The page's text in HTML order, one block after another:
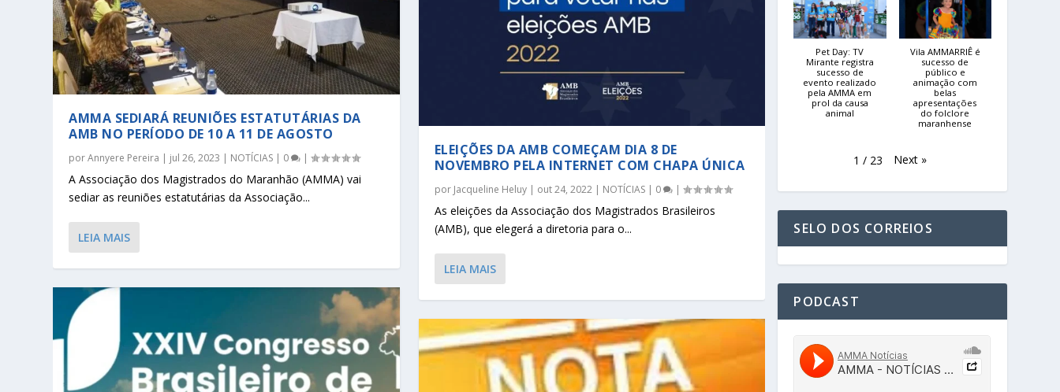
AMMA SEDIARÁ REUNIÕES ESTATUTÁRIAS DA
AMB NO PERÍODO DE 10 A 11 DE AGOSTO
porAnnyere Pereira | jul 26, 2023 | NOTÍCIAS | 0 |
A Associação dos Magistrados do Maranhão (AMMA) vai
sediar as reuniões estatutárias da Associação...
LEIA MAIS
ELEIÇÕES DA AMB COMEÇAM DIA 8 DE
NOVEMBRO PELA INTERNET COM CHAPA ÚNICA
por Jacqueline Heluy| out 24, 2022| NOTÍCIAS| 0 |
As eleições da Associação dos Magistrados Brasileiros
(AMB), que elegerá a diretoria para o...
LEIA MAIS
Pet Day: TV
Mirante registra
sucesso de
evento realizado
pela AMMA em
prol da causa
animal
Vila AMMARRIÊ é
sucesso de
público e
animação com
belas
apresentações
do folclore
maranhense
1 / 23 Next »
SELO DOS CORREIOS
PODCAST